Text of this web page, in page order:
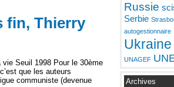
fin, Thierry
Seuil 1998 Pour le 30ème
que les auteurs
communiste (devenue
Russie
Serbie
autogestionnaire
Ukraine
UNAGEF
Archives